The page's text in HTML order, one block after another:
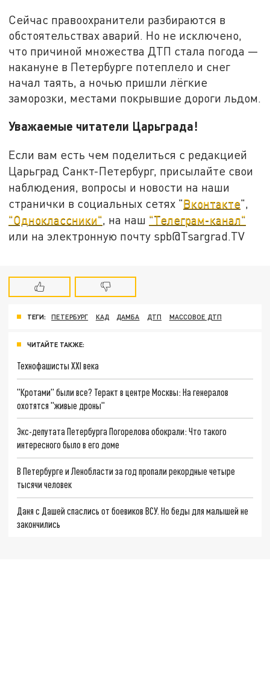
Сейчас правоохранители разбираются в
обстоятельствах аварий. Но не исключено,
что причиной множества ДТП стала погода —
накануне в Петербурге потеплело и снег
начал таять, а ночью пришли лёгкие
заморозки, местами покрывшие дороги льдом.
Уважаемые читатели Царьграда!
Если вам есть чем поделиться с редакцией
Царьград Санкт-Петербург, присылайте свои
наблюдения, вопросы и новости на наши
странички в социальных сетях "Вконтакте",
"Одноклассники" , на наш "Телеграм-канал"
или на электронную почту spb@Tsargrad.TV
ТЕГИ: ПЕТЕРБУРГ КАД ДАМБА ДТП МАССОВОЕ ДТП
ЧИТАЙТЕ ТАКЖЕ:
Технофашисты XXI века
"Кротами" были все? Теракт в центре Москвы: На генералов
охотятся "живые дроны"
Экс-депутата Петербурга Погорелова обокрали: Что такого
интересного было в его доме
В Петербурге и Ленобласти за год пропали рекордные четыре
тысячи человек
Даня с Дашей спаслись от боевиков ВСУ. Но беды для малышей не
закончились